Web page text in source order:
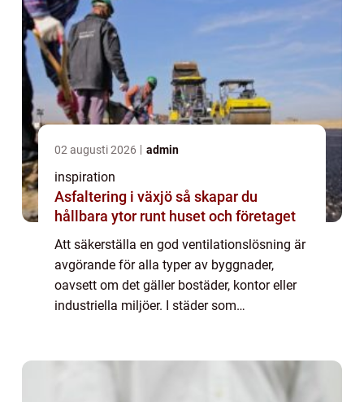
02 augusti 2026 admin
inspiration
Asfaltering i växjö så skapar du
hållbara ytor runt huset och företaget
Att säkerställa en god ventilationslösning är
avgörande för alla typer av byggnader,
oavsett om det gäller bostäder, kontor eller
industriella miljöer. I städer som